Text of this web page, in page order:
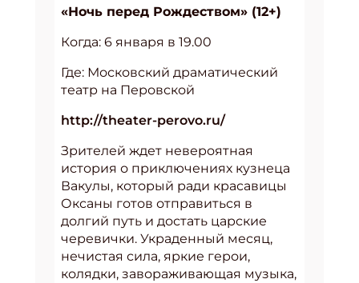
«Ночь перед Рождеством» (12+)
Когда: 6 января в 19.00
Где: Московский драматический
театр на Перовской
http://theater-perovo.ru/
Зрителей ждет невероятная
история о приключениях кузнеца
Вакулы, который ради красавицы
Оксаны готов отправиться в
долгий путь и достать царские
черевички. Украденный месяц,
нечистая сила, яркие герои,
колядки, завораживающая музыка,